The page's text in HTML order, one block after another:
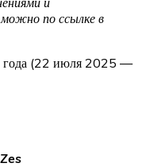
по ссылке в
года (22 июля 2025 —